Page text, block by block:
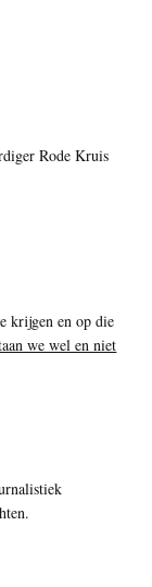
Rode Kruis
krijgen en op die
we wel en niet